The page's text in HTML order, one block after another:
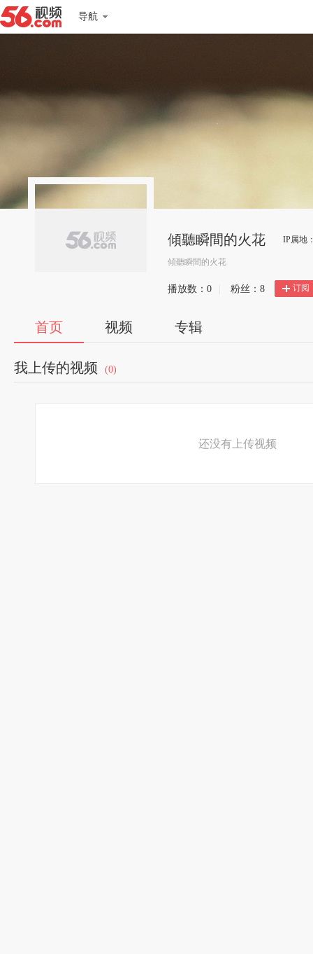
导航
傾聽瞬間的火花 IP属地
傾聽瞬間的火花
播放数： 0 粉丝： 8 订阅
首页 视频 专辑
我上传的视频 (0)
还没有上传视频